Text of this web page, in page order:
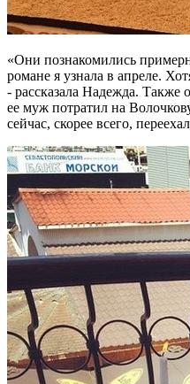
«Они познакомились
романе я узнала в апреле.
- рассказала Надежда. Также
ее муж потратил на
сейчас, скорее всего,